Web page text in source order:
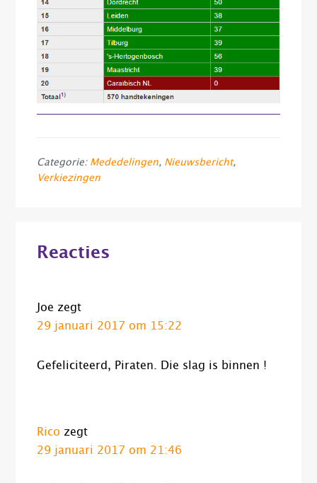
Categorie: Mededelingen, Nieuwsbericht,
Verkiezingen
Interacties
Reacties
Joe zegt
29 januari 2017 om 15:22
Gefeliciteerd, Piraten. Die slag is binnen !
Rico zegt
29 januari 2017 om 21:46